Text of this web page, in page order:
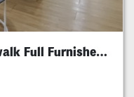
Rumah Citraland Utama Gwalk Full Furnished Murah